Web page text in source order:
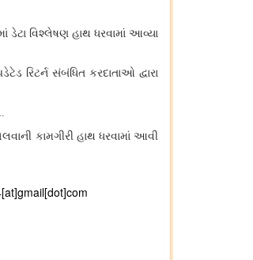
ડેટા વિશ્લેષણ હાથ ધરવામાં આવ્યા
રિટર્ન સંબંધિત કરદાતાઓ દ્વારા
કામગીરી હાથ ધરવામાં આવી